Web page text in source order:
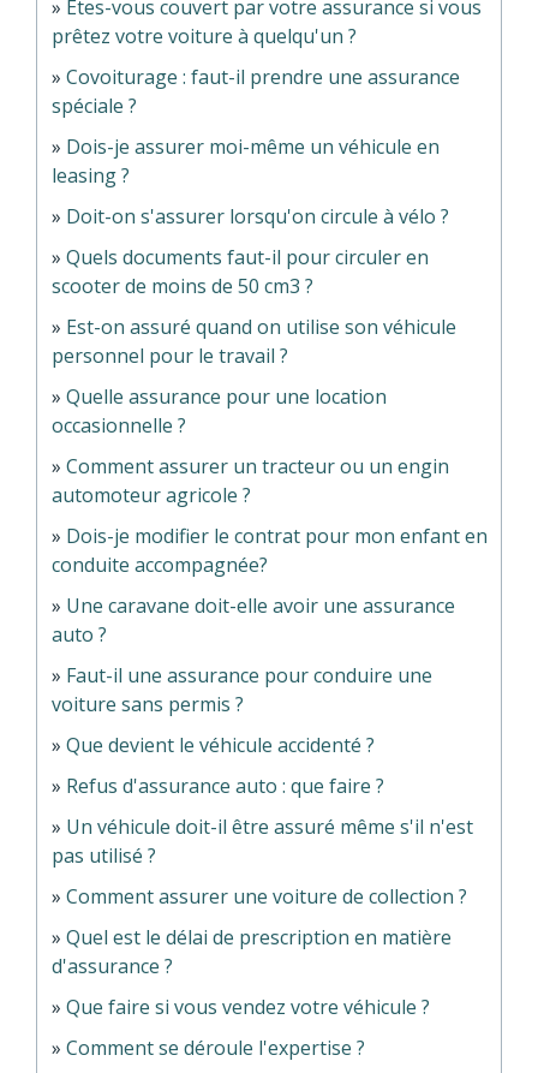
Êtes-vous couvert par votre assurance si vous
prêtez votre voiture à quelqu'un ?
Covoiturage : faut-il prendre une assurance
spéciale ?
Dois-je assurer moi-même un véhicule en
leasing ?
Doit-on s'assurer lorsqu'on circule à vélo ?
Quels documents faut-il pour circuler en
scooter de moins de 50 cm3 ?
Est-on assuré quand on utilise son véhicule
personnel pour le travail ?
Quelle assurance pour une location
occasionnelle ?
Comment assurer un tracteur ou un engin
automoteur agricole ?
Dois-je modifier le contrat pour mon enfant en
conduite accompagnée?
Une caravane doit-elle avoir une assurance
auto ?
Faut-il une assurance pour conduire une
voiture sans permis ?
Que devient le véhicule accidenté ?
Refus d'assurance auto : que faire ?
Un véhicule doit-il être assuré même s'il n'est
pas utilisé ?
Comment assurer une voiture de collection ?
Quel est le délai de prescription en matière
d'assurance ?
Que faire si vous vendez votre véhicule ?
Comment se déroule l'expertise ?